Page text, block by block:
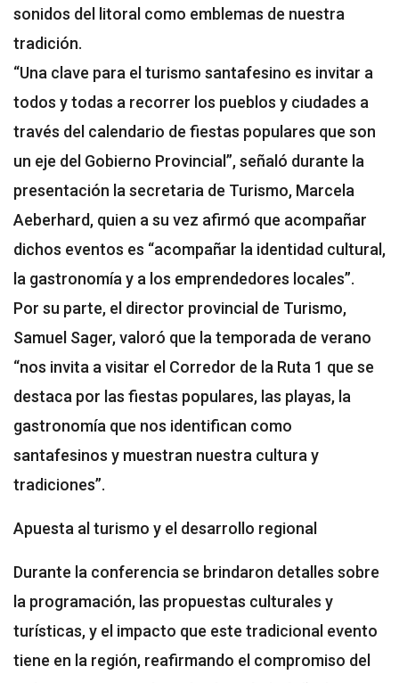
sonidos del litoral como emblemas de nuestra
tradición.
“Una clave para el turismo santafesino es invitar a
todos y todas a recorrer los pueblos y ciudades a
través del calendario de fiestas populares que son
un eje del Gobierno Provincial”, señaló durante la
presentación la secretaria de Turismo, Marcela
Aeberhard, quien a su vez afirmó que acompañar
dichos eventos es “acompañar la identidad cultural,
la gastronomía y a los emprendedores locales”.
Por su parte, el director provincial de Turismo,
Samuel Sager, valoró que la temporada de verano
“nos invita a visitar el Corredor de la Ruta 1 que se
destaca por las fiestas populares, las playas, la
gastronomía que nos identifican como
santafesinos y muestran nuestra cultura y
tradiciones”.
Apuesta al turismo y el desarrollo regional
Durante la conferencia se brindaron detalles sobre
la programación, las propuestas culturales y
turísticas, y el impacto que este tradicional evento
tiene en la región, reafirmando el compromiso del